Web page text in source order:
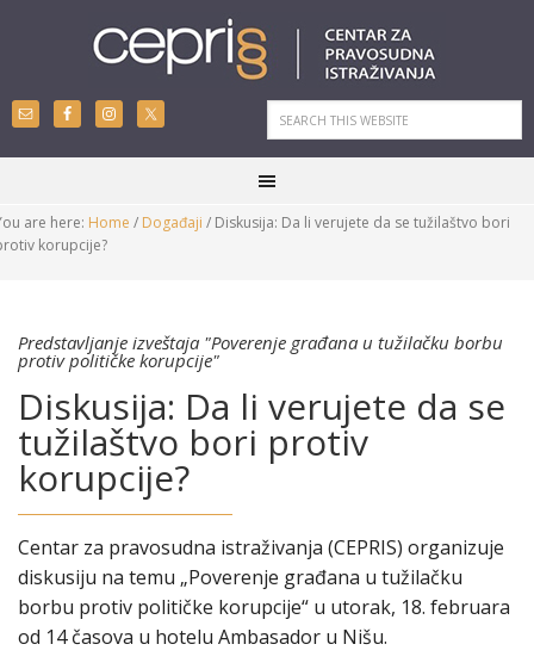
are here: Home / Događaji / Diskusija: Da li verujete da se tužilaštvo bori
korupcije?
Predstavljanje izveštaja "Poverenje građana u tužilačku borbu
protiv političke korupcije"
Diskusija: Da li verujete da se
tužilaštvo bori protiv
korupcije?
Centar za pravosudna istraživanja (CEPRIS) organizuje
diskusiju na temu „Poverenje građana u tužilačku
borbu protiv političke korupcije“ u utorak, 18. februara
od 14 časova u hotelu Ambasador u Nišu.